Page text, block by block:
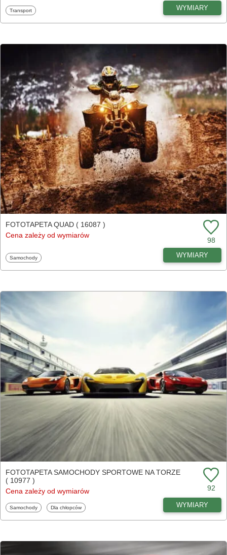
Fototapety
Transport WYMIARY
FOTOTAPETA QUAD ( 16087 )
Cena zależy od wymiarów
98
Fototapety
Samochody WYMIARY
FOTOTAPETA SAMOCHODY SPORTOWE NA TORZE
( 10977 )
Cena zależy od wymiarów
92
Fototapety
Samochody Fototapety
Dla chłopców WYMIARY